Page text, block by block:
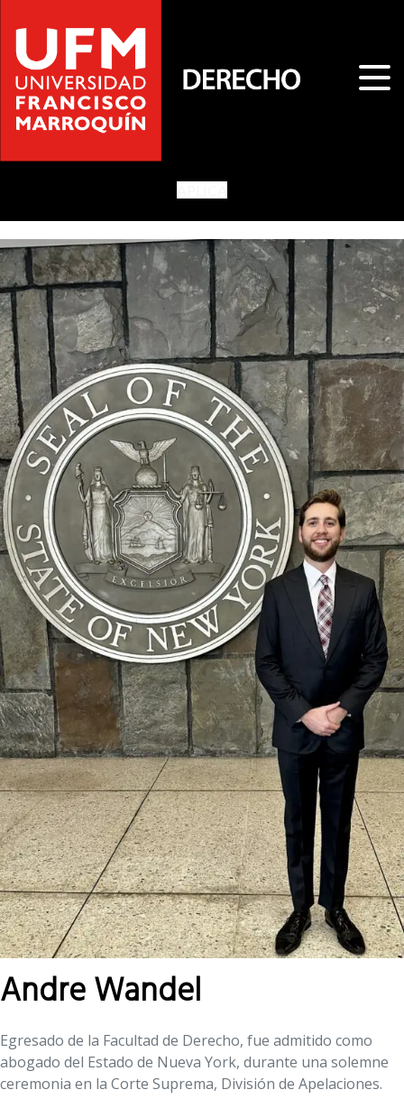
Andre Wandel
Egresado de la Facultad de Derecho, fue admitido como
abogado del Estado de Nueva York, durante una solemne
ceremonia en la Corte Suprema, División de Apelaciones.